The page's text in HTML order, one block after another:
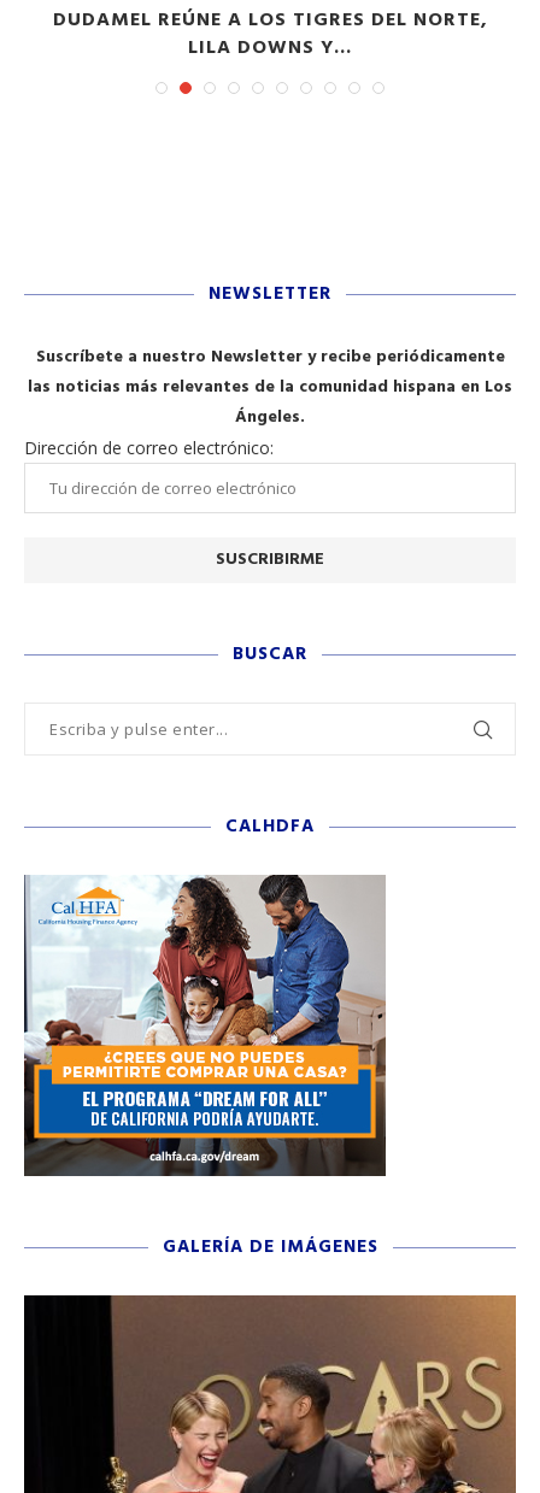
DUDAMEL REÚNE A LOS TIGRES DEL NORTE,
LILA DOWNS Y...
NEWSLETTER
Suscríbete a nuestro Newsletter y recibe periódicamente
las noticias más relevantes de la comunidad hispana en Los
Ángeles.
Dirección de correo electrónico:
BUSCAR
CALHDFA
GALERÍA DE IMÁGENES